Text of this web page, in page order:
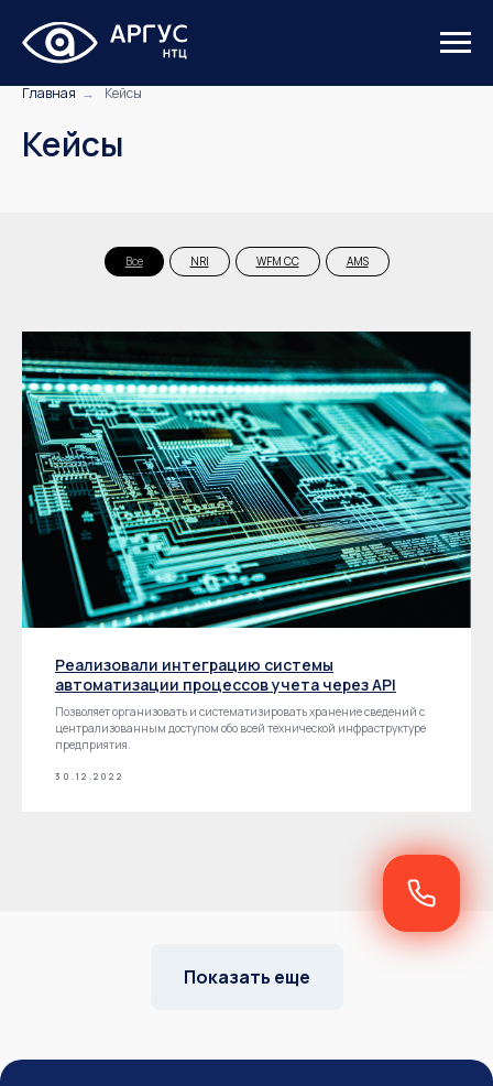
Главная → Кейсы
Кейсы
Все NRI WFM CC AMS
Реализовали интеграцию системы
автоматизации процессов учета через API
Позволяет организовать и систематизировать хранение сведений с
централизованным доступом обо всей технической инфраструктуре
предприятия.
30.12.2022
Показать еще